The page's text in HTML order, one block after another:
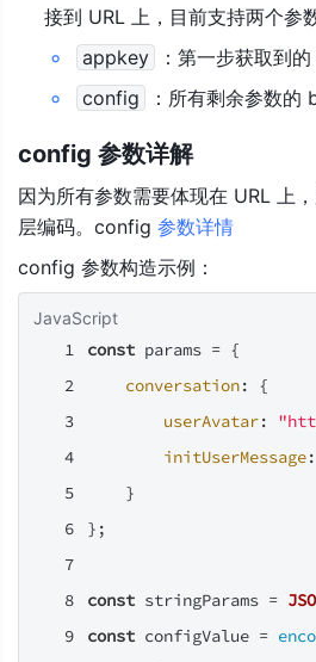
接到 URL 上，目前支持两个参
appkey
：第一步获取到
config
：所有剩余参数的
config 参数详解
因为所有参数需要体现在 URL 上
层编码。config 参数详情
config 参数构造示例：
JavaScript
const params = {
conversation: {
userAvatar:
initUserMessage:
    }
};
const stringParams =
const configValue =